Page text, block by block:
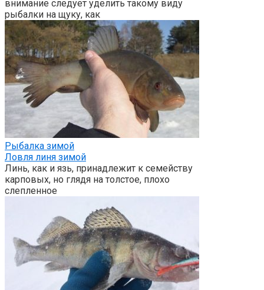
внимание следует уделить такому виду
рыбалки на щуку, как
Рыбалка зимой
Ловля линя зимой
Линь, как и язь, принадлежит к семейству
карповых, но глядя на толстое, плохо
слепленное